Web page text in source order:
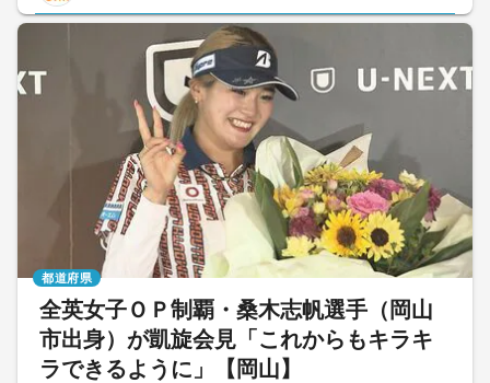
全英女子ＯＰ制覇・桑木志帆選手（岡山
市出身）が凱旋会見「これからもキラキ
ラできるように」【岡山】
都道府県